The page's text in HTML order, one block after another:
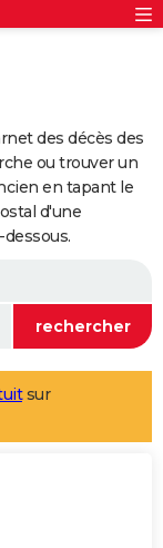
des décès des
ou trouver un
en tapant le
d'une
sur